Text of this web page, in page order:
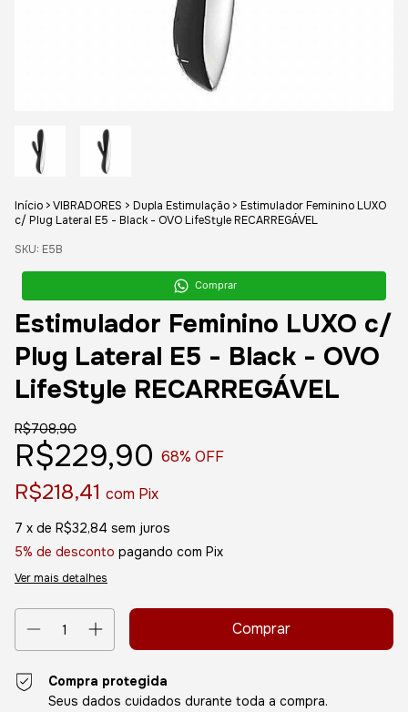
Início >VIBRADORES > Dupla Estimulação > Estimulador Feminino LUXO
c/ Plug Lateral E5 - Black - OVO LifeStyle RECARREGÁVEL
SKU: E5B
Comprar
Estimulador Feminino LUXO c/
Plug Lateral E5 - Black - OVO
LifeStyle RECARREGÁVEL
R$708,90
R$229,90 68% OFF
R$218,41 com Pix
7 x de R$32,84 sem juros
5% de desconto pagando com Pix
Ver mais detalhes
Compra protegida
Seus dados cuidados durante toda a compra.